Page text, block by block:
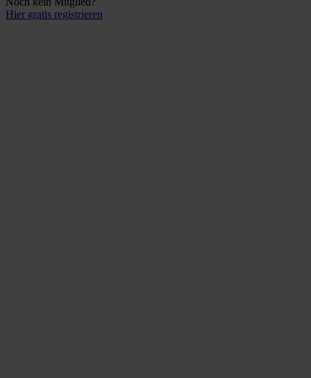
Hier gratis registrieren